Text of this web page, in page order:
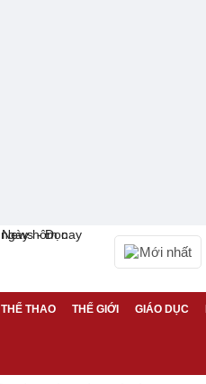
Mới nhất
THỂ THAO THẾ GIỚI GIÁO DỤC